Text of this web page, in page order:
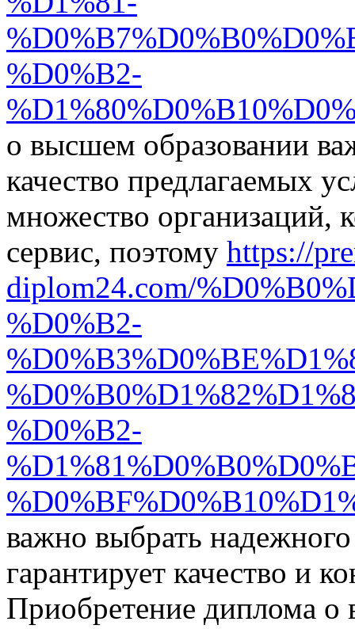
%D0%B2-
о высшем образовании
качество предлагаемых
множество организаций,
сервис, поэтому https://
diplom24.com/
%D0%B2-
%D0%B2-
важно выбрать
гарантирует качество и
Приобретение диплома